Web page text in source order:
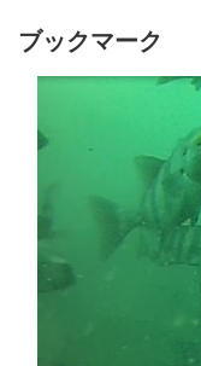
ブックマーク